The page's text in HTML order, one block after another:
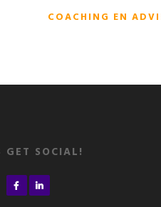
COACHING EN
GET SOCIAL!